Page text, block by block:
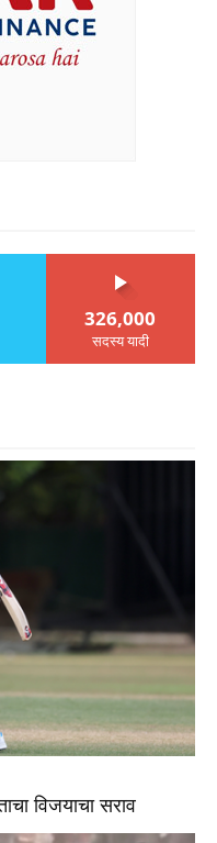
326,000
सदस्य यादी
विजयाचा सराव